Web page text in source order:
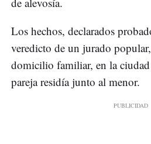
Los hechos, declarados
veredicto de un jurado
domicilio familiar, en la
pareja residía junto al menor.